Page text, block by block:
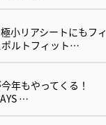
小リアシートにもフィ
ポルトフィット…
年もやってくる！
…